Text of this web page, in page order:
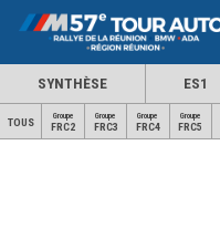
SYNTHÈSE ES1
TOUS
Groupe
FRC2
Groupe
FRC3
Groupe
FRC4
Groupe
FRC5